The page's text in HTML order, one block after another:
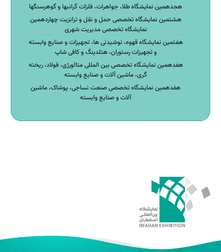
هجدهمین نمایشگاه طلا، جواهرات، فلزات گرانبها و گوهرسنگها
هشتمین نمایشگاه تخصصی حمل و نقل و ترانزیت چهاردهمین
نمایشگاه تخصصی مدیریت شهری
هفتمین نمایشگاه قهوه، نوشیدنی ها، تجهیزات و صنایع وابسته
و تجهیزات رستوران، هتلدینگ و کافی شاپ
هفدهمین نمایشگاه تخصصی بین المللی متالورژی، فولاد، ریخته
گری، ماشین آلات و صنایع وابسته
هفدهمین نمایشگاه تخصصی صنعت نساجی، پوشاک، ماشین
آلات و صنایع وابسته